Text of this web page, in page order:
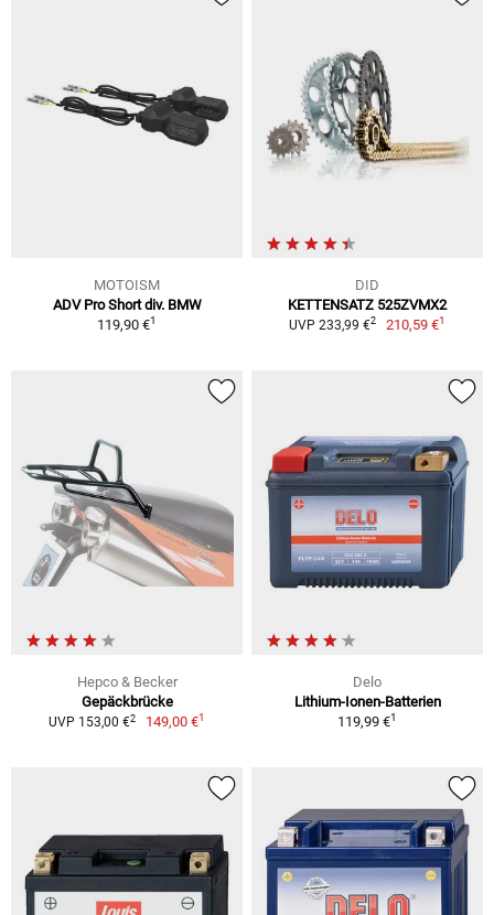
MOTOISM
ADV Pro Short div. BMW
119,90 €1
DID
KETTENSATZ 525ZVMX2
UVP 233,99 €2 210,59 €1
Hepco & Becker
Gepäckbrücke
UVP 153,00 €2 149,00 €1
Delo
Lithium-Ionen-Batterien
119,99 €1